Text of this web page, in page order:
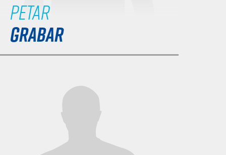
Petar
GRABAR